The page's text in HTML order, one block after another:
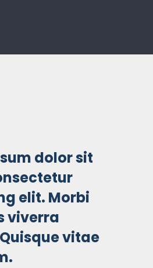
dolor sit
elit. Morbi
viverra
vitae